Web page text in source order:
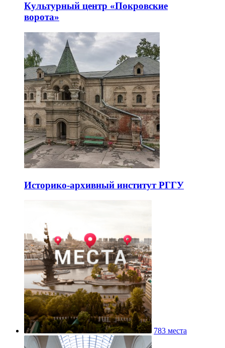
Культурный центр «Покровские
ворота»
Историко-архивный институт РГГУ
783 места